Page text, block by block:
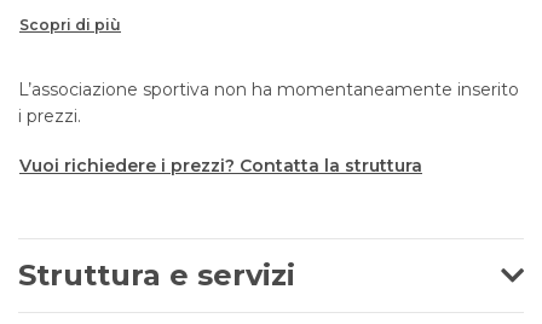
Scopri di più
L’associazione sportiva non ha momentaneamente inserito
i prezzi.
Vuoi richiedere i prezzi? Contatta la struttura
Struttura e servizi